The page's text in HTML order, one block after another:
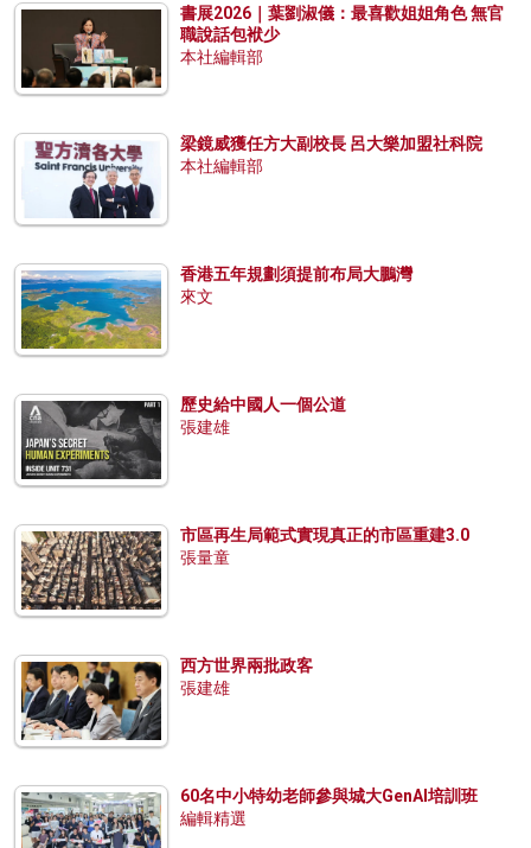
書展2026｜葉劉淑儀：最喜歡姐姐角色 無官
職說話包袱少
本社編輯部
梁鏡威獲任方大副校長 呂大樂加盟社科院
本社編輯部
香港五年規劃須提前布局大鵬灣
來文
歷史給中國人一個公道
張建雄
市區再生局範式實現真正的市區重建3.0
張量童
西方世界兩批政客
張建雄
60名中小特幼老師參與城大GenAI培訓班
編輯精選